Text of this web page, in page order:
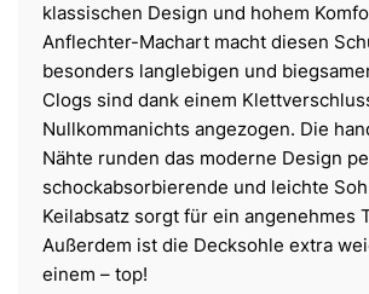
klassischen Design und hohem
Anflechter-Machart macht diesen
besonders langlebigen und
Clogs sind dank einem
Nullkommanichts angezogen. Die
Nähte runden das moderne Design
schockabsorbierende und leichte
Keilabsatz sorgt für ein angenehmes
Außerdem ist die Decksohle extra
einem – top!